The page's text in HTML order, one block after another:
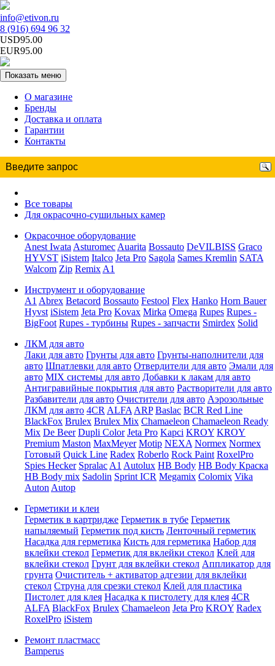
info@etivon.ru
8 (916) 694 96 32
USD95.00
EUR95.00
Показать меню
О магазине
Бренды
Доставка и оплата
Гарантии
Контакты
Все товары
Для окрасочно-сушильных камер
Окрасочное оборудование
Anest Iwata Asturomec Auarita Bossauto DeVILBISS Graco
HYVST iSistem Italco Jeta Pro Sagola Sames Kremlin SATA
Walcom Zip Remix A1
Инструмент и оборудование
A1 Abrex Betacord Bossauto Festool Flex Hanko Horn Bauer
Hyvst iSistem Jeta Pro Kovax Mirka Omega Rupes Rupes -
BigFoot Rupes - турбины Rupes - запчасти Smirdex Solid
ЛКМ для авто
Лаки для авто Грунты для авто Грунты-наполнители для
авто Шпатлевки для авто Отвердители для авто Эмали для
авто MIX системы для авто Добавки к лакам для авто
Антигравийные покрытия для авто Растворители для авто
Разбавители для авто Очистители для авто Аэрозольные
ЛКМ для авто 4CR ALFA ARP Baslac BCR Red Line
BlackFox Brulex Brulex Mix Chamaeleon Chamaeleon Ready
Mix De Beer Dupli Color Jeta Pro Kapci KROY KROY
Premium Maston MaxMeyer Motip NEXA Normex Normex
Готовый Quick Line Radex Roberlo Rock Paint RoxelPro
Spies Hecker Spralac A1 Autolux HB Body HB Body Краска
HB Body mix Sadolin Sprint ICR Megamix Colomix Vika
Auton Autop
Герметики и клеи
Герметик в картридже Герметик в тубе Герметик
напыляемый Герметик под кисть Ленточный герметик
Насадка для герметика Кисть для герметика Набор для
вклейки стекол Герметик для вклейки стекол Клей для
вклейки стекол Грунт для вклейки стекол Аппликатор для
грунта Очиститель + активатор адгезии для вклейки
стекол Струна для срезки стекол Клей для пластика
Пистолет для клея Насадка к пистолету для клея 4CR
ALFA BlackFox Brulex Chamaeleon Jeta Pro KROY Radex
RoxelPro iSistem
Ремонт пластмасс
Bamperus